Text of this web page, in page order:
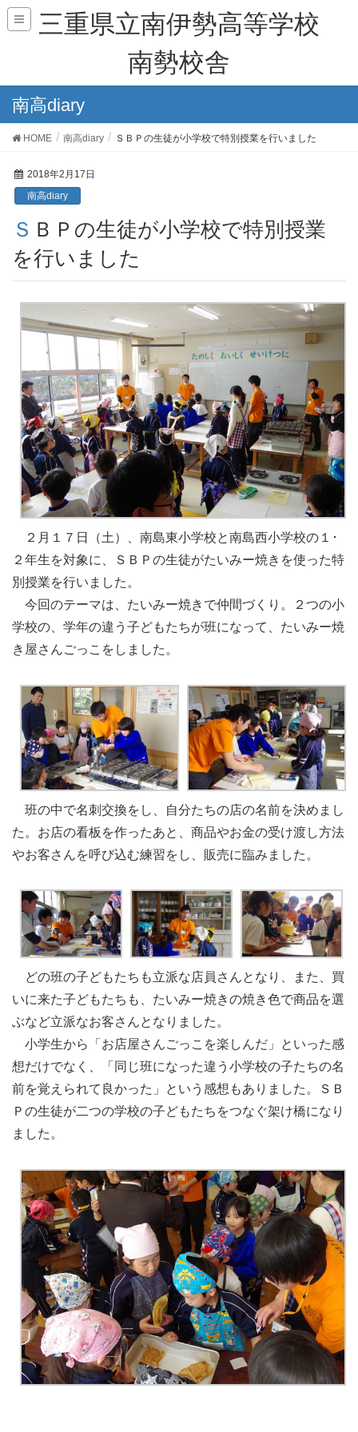
三重県立南伊勢高等学校
南勢校舎
南高diary
HOME 南高diary ＳＢＰの生徒が小学校で特別授業を行いました
2018年2月17日
南高diary
ＳＢＰの生徒が小学校で特別授業
を行いました
２月１７日（土）、南島東小学校と南島西小学校の１･
２年生を対象に、ＳＢＰの生徒がたいみー焼きを使った特
別授業を行いました。
今回のテーマは、たいみー焼きで仲間づくり。２つの小
学校の、学年の違う子どもたちが班になって、たいみー焼
き屋さんごっこをしました。
班の中で名刺交換をし、自分たちの店の名前を決めまし
た。お店の看板を作ったあと、商品やお金の受け渡し方法
やお客さんを呼び込む練習をし、販売に臨みました。
どの班の子どもたちも立派な店員さんとなり、また、買
いに来た子どもたちも、たいみー焼きの焼き色で商品を選
ぶなど立派なお客さんとなりました。
小学生から「お店屋さんごっこを楽しんだ」といった感
想だけでなく、「同じ班になった違う小学校の子たちの名
前を覚えられて良かった」という感想もありました。ＳＢ
Ｐの生徒が二つの学校の子どもたちをつなぐ架け橋になり
ました。